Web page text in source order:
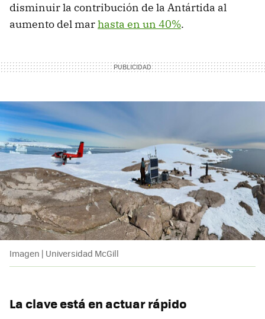
disminuir la contribución de la Antártida al
aumento del marhasta en un 40%.
Imagen | Universidad McGill
La clave está en actuar rápido